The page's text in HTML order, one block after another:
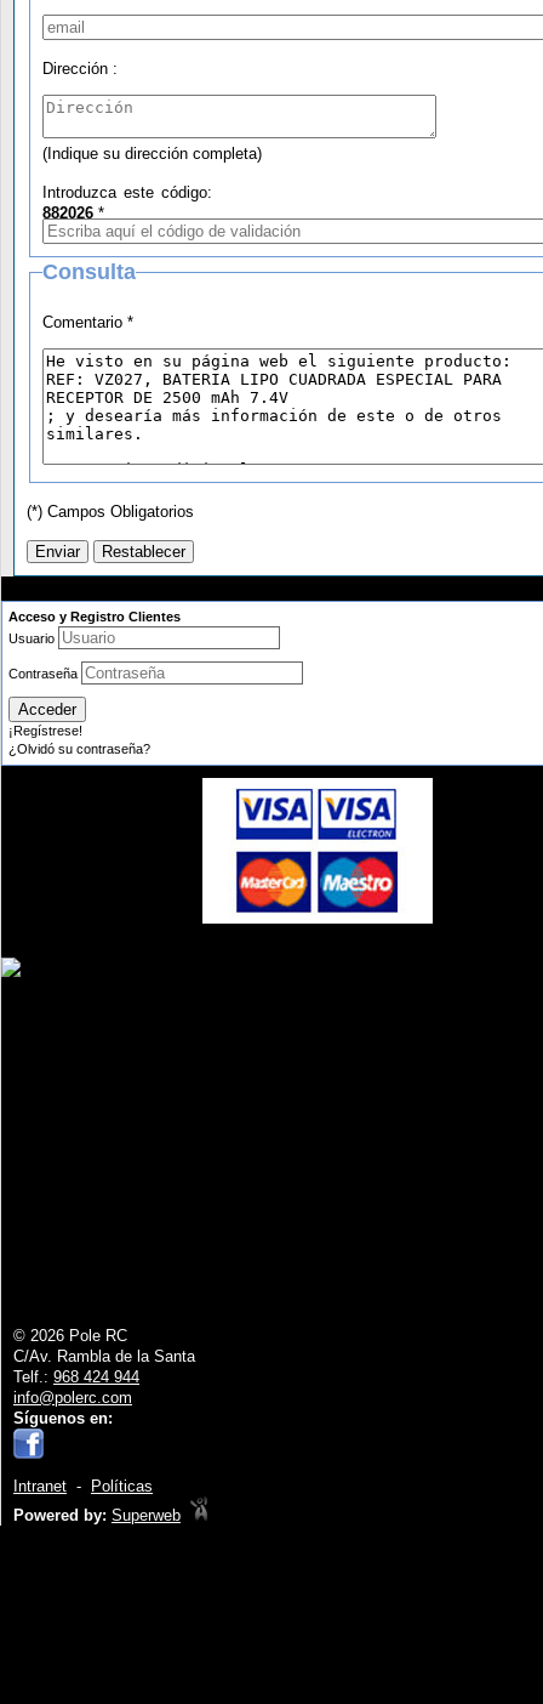
Acceso y Registro Clientes
Usuario
Contraseña
¡Regístrese!
¿Olvidó su contraseña?
Dirección :
(Indique su dirección completa)
Introduzca este código:
882026 *
Consulta
Comentario *
(*) Campos Obligatorios
© 2026 Pole RC
C/Av. Rambla de la Santa
Telf.: 968 424 944
info@polerc.com
Síguenos en:
Intranet -
Políticas
Powered by: Superweb